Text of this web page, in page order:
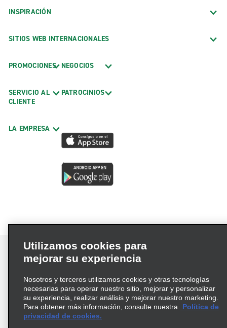
INSPIRACIÓN
SITIOS WEB INTERNACIONALES
PROMOCIONES
SERVICIO AL
CLIENTE
LA EMPRESA
NEGOCIOS
PATROCINIOS
Términos de uso
Política de privacidad
Política de cookies
Información de Salud del Consumidor
Utilizamos cookies para
mejorar su experiencia
Nosotros y terceros utilizamos cookies y otras tecnologías
necesarias para operar nuestro sitio, mejorar y personalizar
su experiencia, realizar análisis y mejorar nuestro marketing.
Para obtener más información, consulte nuestra
Política de
privacidad de cookies.